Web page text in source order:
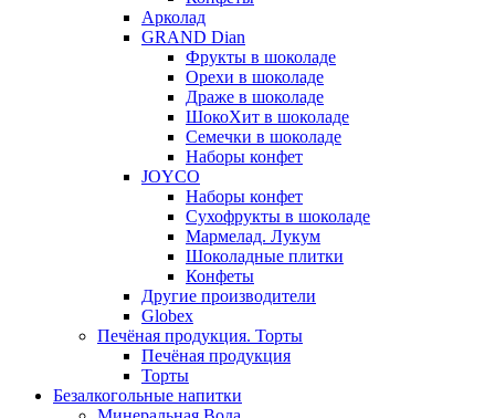
Арколад
GRAND Dian
Фрукты в шоколаде
Орехи в шоколаде
Драже в шоколаде
ШокоХит в шоколаде
Семечки в шоколаде
Наборы конфет
JOYCO
Наборы конфет
Сухофрукты в шоколаде
Мармелад. Лукум
Шоколадные плитки
Конфеты
Другие производители
Globex
Печёная продукция. Торты
Печёная продукция
Торты
Безалкогольные напитки